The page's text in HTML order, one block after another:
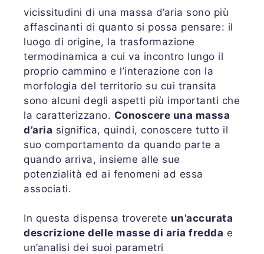
vicissitudini di una massa d’aria sono più
affascinanti di quanto si possa pensare: il
luogo di origine, la trasformazione
termodinamica a cui va incontro lungo il
proprio cammino e l’interazione con la
morfologia del territorio su cui transita
sono alcuni degli aspetti più importanti che
la caratterizzano. Conoscere una massa
d’aria significa, quindi, conoscere tutto il
suo comportamento da quando parte a
quando arriva, insieme alle sue
potenzialità ed ai fenomeni ad essa
associati.
In questa dispensa troverete un’accurata
descrizione delle masse di aria fredda e
un’analisi dei suoi parametri